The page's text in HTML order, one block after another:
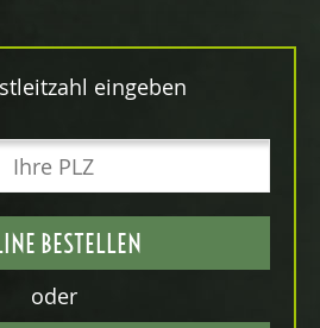
eingeben
BESTELLEN
oder